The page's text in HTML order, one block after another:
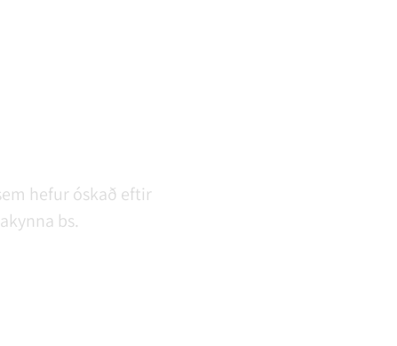
hefur óskað eftir
bs.